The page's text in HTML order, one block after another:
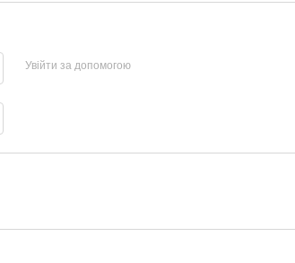
Увійти за допомогою